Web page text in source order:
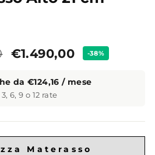
Prezzo
€1.490,00 -38%
da €124,16 / mese
6, 9 o 12 rate
Materasso